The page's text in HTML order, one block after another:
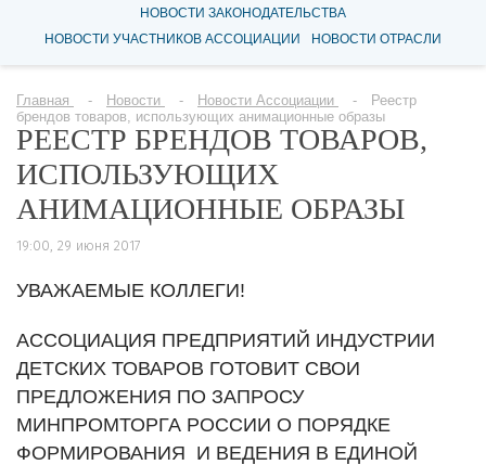
НОВОСТИ ЗАКОНОДАТЕЛЬСТВА
НОВОСТИ УЧАСТНИКОВ АССОЦИАЦИИ
НОВОСТИ ОТРАСЛИ
Главная Новости Новости Ассоциации
Реестр
брендов товаров, использующих анимационные образы
РЕЕСТР БРЕНДОВ ТОВАРОВ,
ИСПОЛЬЗУЮЩИХ
АНИМАЦИОННЫЕ ОБРАЗЫ
19:00, 29 июня 2017
УВАЖАЕМЫЕ КОЛЛЕГИ!
АССОЦИАЦИЯ ПРЕДПРИЯТИЙ ИНДУСТРИИ
ДЕТСКИХ ТОВАРОВ ГОТОВИТ СВОИ
ПРЕДЛОЖЕНИЯ ПО ЗАПРОСУ
МИНПРОМТОРГА РОССИИ О ПОРЯДКЕ
ФОРМИРОВАНИЯ И ВЕДЕНИЯ В ЕДИНОЙ